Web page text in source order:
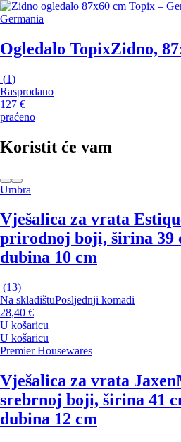
Germania
Ogledalo TopixZidno,
(1)
Rasprodano
127 €
praćeno
Koristit će vam
Umbra
Vješalica za vrata
prirodnoj boji, širina 39
dubina 10 cm
(13)
Na skladištuPosljednji komadi
28,40 €
U košaricu
U košaricu
Premier Housewares
Vješalica za vrata Jaxen
srebrnoj boji, širina 41
dubina 12 cm